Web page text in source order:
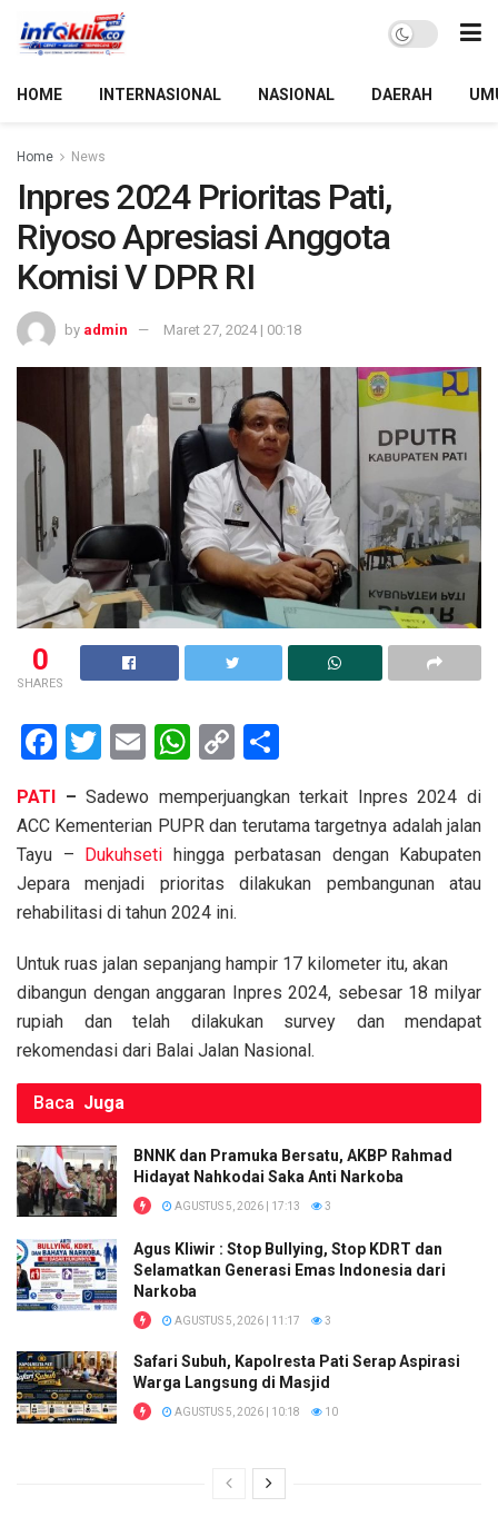
HOME INTERNASIONAL NASIONAL DAERAH
Home News
Inpres 2024 Prioritas Pati,
Riyoso Apresiasi Anggota
Komisi V DPR RI
by admin Maret 27, 2024 | 00:18
0
SHARES
F
ce
b
o
o
k
T
tt
er
E
ail
W
at
s
A
p
p
C
py
Li
n
k
ar
e
PATI – Sadewo memperjuangkan terkait Inpres 2024 di
ACC Kementerian PUPR dan terutama targetnya adalah jalan
Tayu – Dukuhseti hingga perbatasan dengan Kabupaten
Jepara menjadi prioritas dilakukan pembangunan atau
rehabilitasi di tahun 2024 ini.
Untuk ruas jalan sepanjang hampir 17 kilometer itu, akan
dibangun dengan anggaran Inpres 2024, sebesar 18 milyar
rupiah dan telah dilakukan survey dan mendapat
rekomendasi dari Balai Jalan Nasional.
Baca Juga
BNNK dan Pramuka Bersatu, AKBP Rahmad
Hidayat Nahkodai Saka Anti Narkoba
AGUSTUS 5, 2026 | 17:13 3
Agus Kliwir : Stop Bullying, Stop KDRT dan
Selamatkan Generasi Emas Indonesia dari
Narkoba
AGUSTUS 5, 2026 | 11:17 3
Safari Subuh, Kapolresta Pati Serap Aspirasi
Warga Langsung di Masjid
AGUSTUS 5, 2026 | 10:18 10